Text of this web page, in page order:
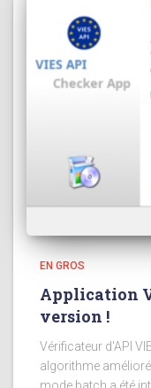
EN GROS
Application
version !
Vérificateur d'API
algorithme